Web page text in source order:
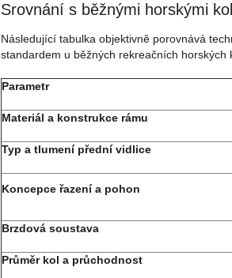
Srovnání s běžnými horskými
Následující tabulka objektivně porovnává
standardem u běžných rekreačních horských
Parametr
Materiál a konstrukce rámu
Typ a tlumení přední vidlice
Koncepce řazení a pohon
Brzdová soustava
Průměr kol a průchodnost